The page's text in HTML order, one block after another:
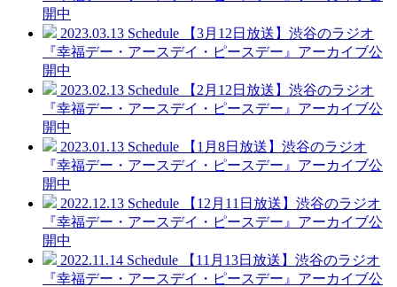
開中
2023.03.13 Schedule
【3月12日放送】渋谷のラジオ
『幸福デー・アースデイ・ピースデー』アーカイブ公
開中
2023.02.13 Schedule
【2月12日放送】渋谷のラジオ
『幸福デー・アースデイ・ピースデー』アーカイブ公
開中
2023.01.13 Schedule
【1月8日放送】渋谷のラジオ
『幸福デー・アースデイ・ピースデー』アーカイブ公
開中
2022.12.13 Schedule
【12月11日放送】渋谷のラジオ
『幸福デー・アースデイ・ピースデー』アーカイブ公
開中
2022.11.14 Schedule
【11月13日放送】渋谷のラジオ
『幸福デー・アースデイ・ピースデー』アーカイブ公